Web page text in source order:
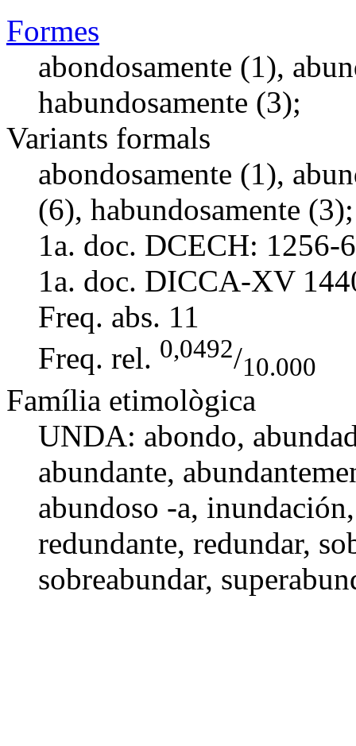
Formes
abondosamente (1),
habundosamente (3);
Variants formals
abondosamente (1),
(6), habundosamente (3);
1a. doc. DCECH: 1256-
1a. doc. DICCA-XV
Freq. abs. 11
Freq. rel. 0,0492/10.000
Família etimològica
UNDA: abondo,
abundante,
abundoso -a, inundación
redundante, redundar,
sobreabundar,